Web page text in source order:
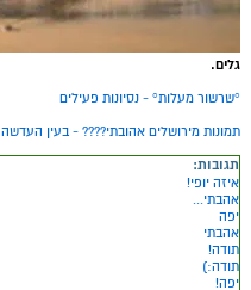
גלים.
°שרשור מעלות° - נסיונות פעילים
תמונות מירושלים אהובתי???? - בעין העדשה
תגובות:
איזה יופי!
אהבתי...
יפה
אהבתי
תודה!
תודה:)
יפה!